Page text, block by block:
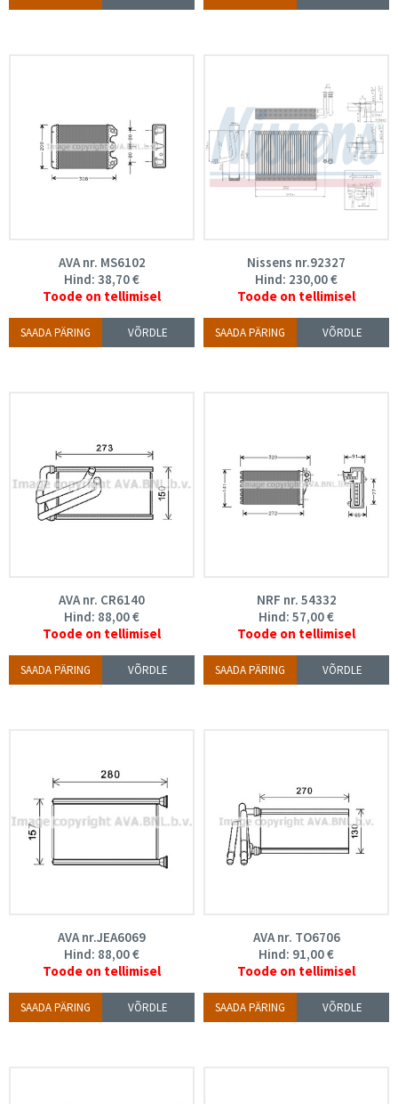
AVA nr. MS6102
Hind: 38,70€
Toode on tellimisel
SAADA PÄRING VÕRDLE
Nissens nr.92327
Hind: 230,00€
Toode on tellimisel
SAADA PÄRING VÕRDLE
AVA nr. CR6140
Hind: 88,00€
Toode on tellimisel
SAADA PÄRING VÕRDLE
NRF nr. 54332
Hind: 57,00€
Toode on tellimisel
SAADA PÄRING VÕRDLE
AVA nr.JEA6069
Hind: 88,00€
Toode on tellimisel
SAADA PÄRING VÕRDLE
AVA nr. TO6706
Hind: 91,00€
Toode on tellimisel
SAADA PÄRING VÕRDLE